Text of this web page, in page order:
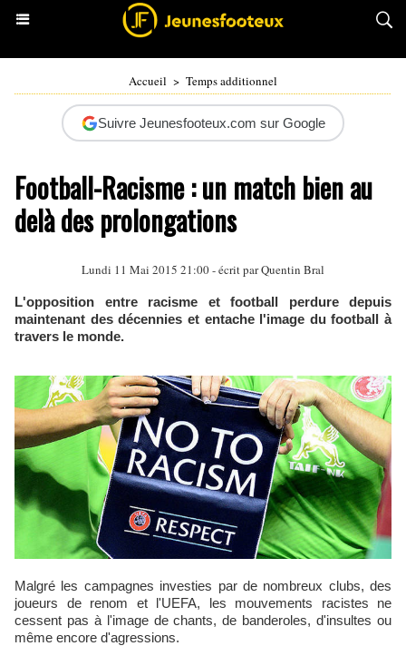
Accueil > Temps additionnel
Suivre Jeunesfooteux.com sur Google
Football-Racisme : un match bien au
delà des prolongations
Lundi 11 Mai 2015 21:00 - écrit par Quentin Bral
L'opposition entre racisme et football perdure depuis
maintenant des décennies et entache l'image du football à
travers le monde.
Malgré les campagnes investies par de nombreux clubs, des
joueurs de renom et l'UEFA, les mouvements racistes ne
cessent pas à l'image de chants, de banderoles, d'insultes ou
même encore d'agressions.